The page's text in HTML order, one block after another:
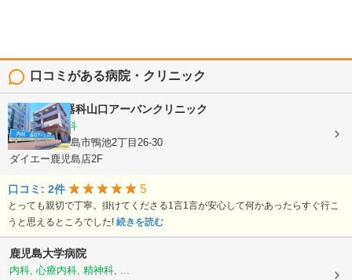
口コミがある病院・クリニック
内科・消化器科山口アーバンクリニック
内科, 消化器科
鹿児島県鹿児島市鴨池2丁目26-30
ダイエー鹿児島店2F
口コミ: 2件 5
とっても親切で丁寧。掛けてくださる1言1言が安心して何かあったらすぐ行こ
うと思えるところでした! 続きを読む
鹿児島大学病院
内科, 心療内科, 精神科, ...